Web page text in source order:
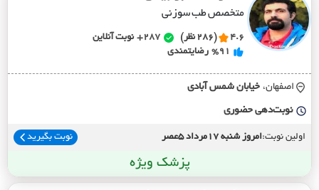
متخصص طب سوزنی
4.6 (286 نظر) 287+
نوبت آنلاین
%91 رضایتمندی
اصفهان، خيابان شمس آبادي
نوبت‌دهی حضوری
اولین نوبت:امروز شنبه 17مرداد 5عصر نوبت بگیرید
پزشک ویژه